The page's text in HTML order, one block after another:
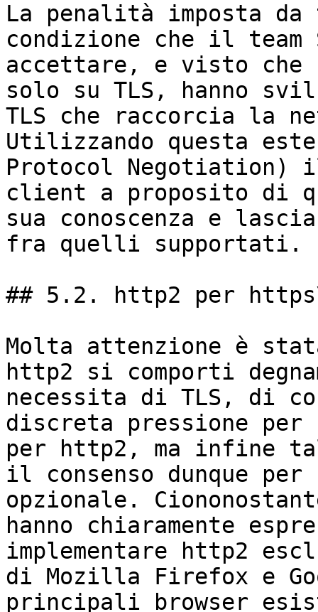
La penalità imposta
condizione che il team
accettare, e visto che
solo su TLS, hanno
TLS che raccorcia la
Utilizzando questa
Protocol
client a proposito di
sua conoscenza e
fra quelli supportati.
## 5.2. http2 per
Molta attenzione è
http2 si comporti
necessita di TLS, di
discreta pressione per
per http2, ma infine
il consenso dunque per
opzionale.
hanno chiaramente
implementare http2
di Mozilla Firefox e
principali browser